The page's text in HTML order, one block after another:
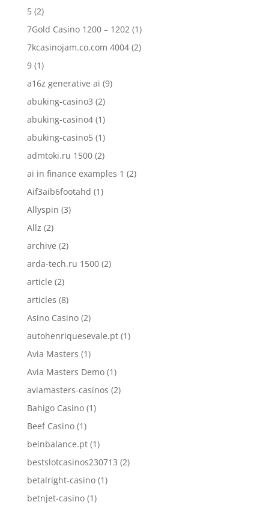
5(2)
7Gold Casino 1200 – 1202(1)
7kcasinojam.co.com 4004(2)
9(1)
a16z generative ai (9)
abuking-casino3 (2)
abuking-casino4(1)
abuking-casino5(1)
admtoki.ru 1500(2)
ai in finance examples 1 (2)
Aif3aib6footahd (1)
Allyspin (3)
Allz (2)
archive (2)
arda-tech.ru 1500(2)
article (2)
articles (8)
Asino Casino(2)
autohenriquesevale.pt(1)
Avia Masters (1)
Avia Masters Demo(1)
aviamasters-casinos (2)
Bahigo Casino(1)
Beef Casino(1)
beinbalance.pt(1)
bestslotcasinos230713 (2)
betalright-casino(1)
betnjet-casino(1)